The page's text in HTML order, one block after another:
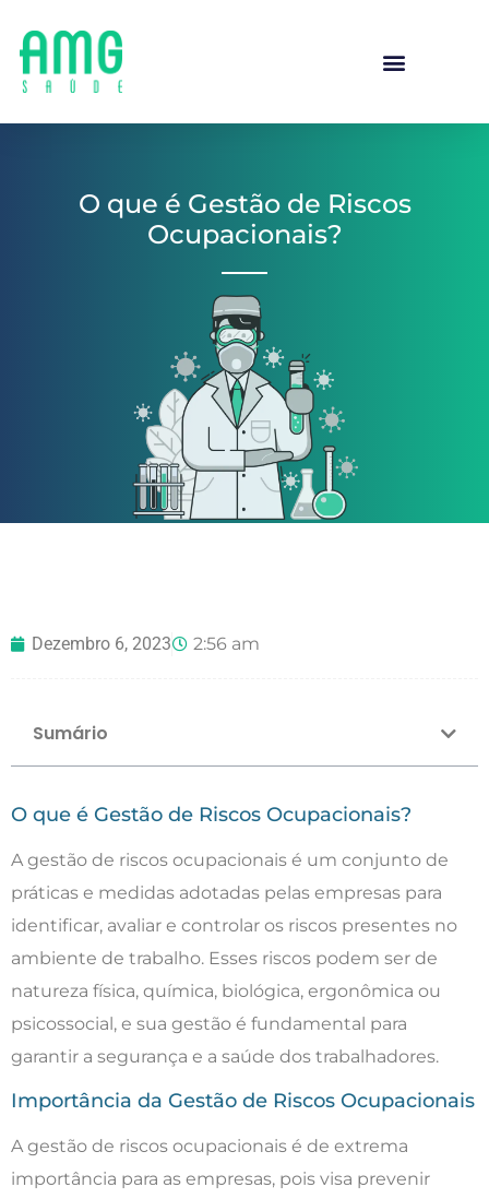
O que é Gestão de Riscos
Ocupacionais?
Dezembro 6, 2023 2:56 am
Sumário
O que é Gestão de Riscos Ocupacionais?
A gestão de riscos ocupacionais é um conjunto de
práticas e medidas adotadas pelas empresas para
identificar, avaliar e controlar os riscos presentes no
ambiente de trabalho. Esses riscos podem ser de
natureza física, química, biológica, ergonômica ou
psicossocial, e sua gestão é fundamental para
garantir a segurança e a saúde dos trabalhadores.
Importância da Gestão de Riscos Ocupacionais
A gestão de riscos ocupacionais é de extrema
importância para as empresas, pois visa prevenir